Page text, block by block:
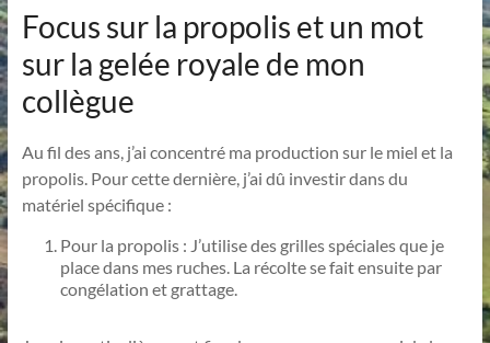
Focus sur la propolis et un mot
sur la gelée royale de mon
collègue
Au fil des ans, j’ai concentré ma production sur le miel et la
propolis. Pour cette dernière, j’ai dû investir dans du
matériel spécifique :
Pour la propolis : J’utilise des grilles spéciales que je
place dans mes ruches. La récolte se fait ensuite par
congélation et grattage.